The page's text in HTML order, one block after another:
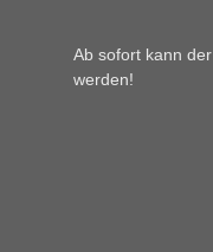
Ab sofort kann der
werden!